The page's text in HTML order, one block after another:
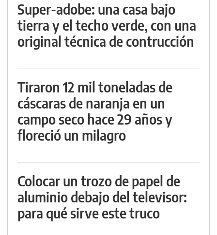
Super-adobe: una casa bajo
tierra y el techo verde, con una
original técnica de contrucción
Tiraron 12 mil toneladas de
cáscaras de naranja en un
campo seco hace 29 años y
floreció un milagro
Colocar un trozo de papel de
aluminio debajo del televisor:
para qué sirve este truco